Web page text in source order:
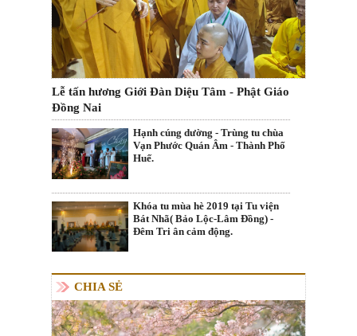
Lễ tấn hương Giới Đàn Diệu Tâm - Phật Giáo
Đồng Nai
Hạnh cúng dường - Trùng tu chùa
Vạn Phước Quán Âm - Thành Phố
Huế.
Khóa tu mùa hè 2019 tại Tu viện
Bát Nhã( Bảo Lộc-Lâm Đồng) -
Đêm Tri ân cảm động.
CHIA SẺ